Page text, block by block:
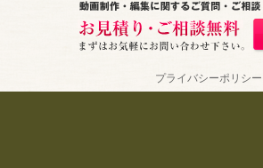
プライバシーポリシ